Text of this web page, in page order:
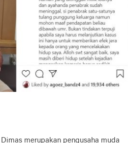
merupakan pengusaha muda